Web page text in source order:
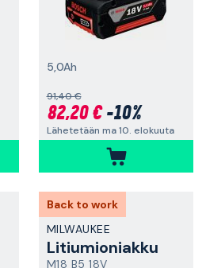
5,0Ah
91,40 €
82,20 €-10%
Lähetetään ma 10. elokuuta
Back to work
MILWAUKEE
Litiumioniakku
M18 B5 18V